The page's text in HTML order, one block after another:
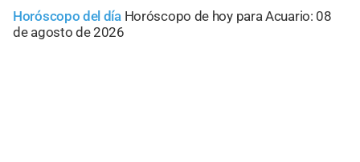
Horóscopo del día Horóscopo de hoy para Acuario: 08
de agosto de 2026